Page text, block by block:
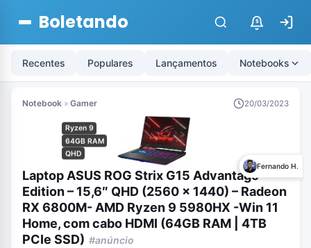
Boletando $
Recentes Populares Lançamentos Notebooks
Notebook » Gamer 20/03/2023
Ryzen 9
64GB RAM
QHD
Fernando H.
Laptop ASUS ROG Strix G15 Advantage
Edition – 15,6″ QHD (2560 x 1440) – Radeon
RX 6800M- AMD Ryzen 9 5980HX -Win 11
Home, com cabo HDMI (64GB RAM | 4TB
PCIe SSD) #anúncio